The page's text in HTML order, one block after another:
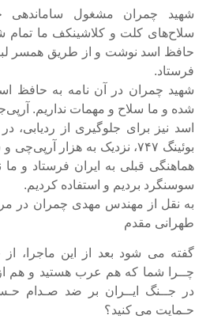
شهید چمران مشغول ساماندهی
سلاح‌های کلت و کلاشینکف ما تمام
حافظ اسد نوشت و از طریق همسر
فرستاد.
شهید چمران در آن نامه به حافظ
شده و ما سلاح و مهمات نداریم.
اسد نیز برای جلوگیری از ردیابی،
بوئینگ ۷۴۷، نزدیک به هزار
هماهنگی قبلی به ایران فرستاد و
سوسنگرد بردیم و استفاده کردیم.
به نقل از مهندس مهدی چمران در
طهرانی مقدم
گفته می شود بعد از این ماجرا، از
چــرا شما که هم عرب هستید و هم
در جــنگ ایــران بر ضد صـدام
حـمایت می کنید؟